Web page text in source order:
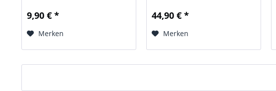
Technische Daten: Typ: Bass
Frequenzbereich: 40 - 150 Hz
9,90 € *
Merken
Sesseln, Betten oder Couches
lässt der...
44,90 € *
Merken